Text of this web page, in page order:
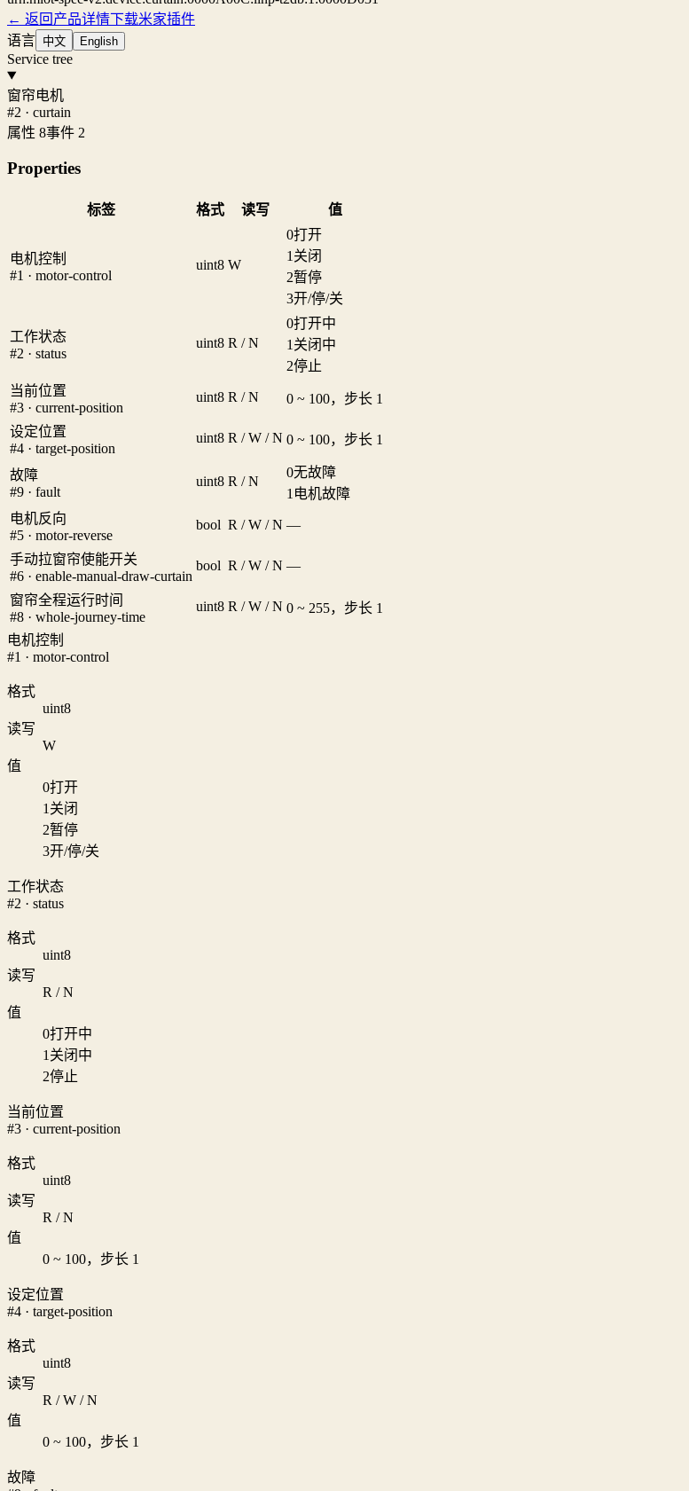
← 返回产品详情下载米家插件
语言 中文 English
Service tree
窗帘电机
#2 · curtain
属性 8事件 2
Properties
标签 格式 读写 值
电机控制
#1 · motor-control
uint8 W
0打开
1 关闭
2暂停
3开/停/关
工作状态
#2 · status
uint8 R / N
0打开中
1 关闭中
2停止
当前位置
#3 · current-position
uint8 R / N 0 ~ 100，步长 1
设定位置
#4 · target-position
uint8 R / W / N 0 ~ 100，步长 1
故障
#9 · fault
uint8 R / N
0无故障
1 电机故障
电机反向
#5 · motor-reverse
bool R / W / N —
手动拉窗帘使能开关
#6 · enable-manual-draw-curtain
bool R / W / N —
窗帘全程运行时间
#8 · whole-journey-time
uint8 R / W / N 0 ~ 255，步长 1
电机控制
#1 · motor-control
格式
uint8
读写
W
值
0打开
1 关闭
2暂停
3开/停/关
工作状态
#2 · status
格式
uint8
读写
R / N
值
0打开中
1 关闭中
2停止
当前位置
#3 · current-position
格式
uint8
读写
R / N
值
0 ~ 100，步长 1
设定位置
#4 · target-position
格式
uint8
读写
R / W / N
值
0 ~ 100，步长 1
故障